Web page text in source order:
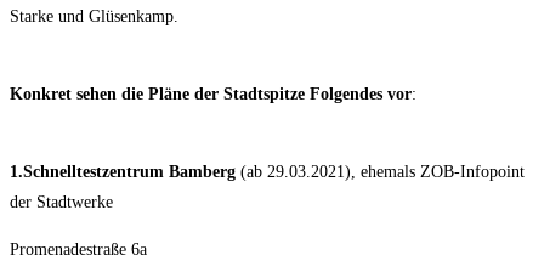
Star­ke und Glüsenkamp.
Kon­kret sehen die Plä­ne der Stadt­spit­ze Fol­gen­des vor:
1.Schnelltestzentrum Bam­berg (ab 29.03.2021), ehe­mals ZOB-Info­point
der Stadtwerke
Pro­me­na­de­stra­ße 6a